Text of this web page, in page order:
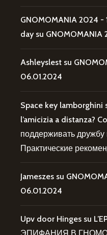
GNOMOMANIA 2024 -
day su GNOMOMANIA
Ashleyslest su
06.01.2024
Space key lamborghini
l’amicizia a distanza?
поддерживать дружбу
Практические
Jameszes su
06.01.2024
Upv door Hinges su